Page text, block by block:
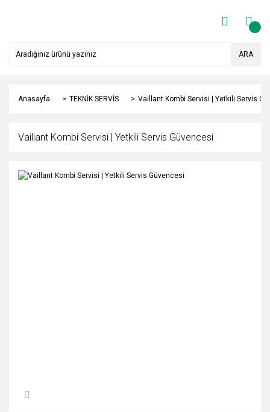
ARA
Anasayfa TEKNİK SERVİS Vaillant Kombi Servisi | Yetkili Servis
Vaillant Kombi Servisi | Yetkili Servis Güvencesi